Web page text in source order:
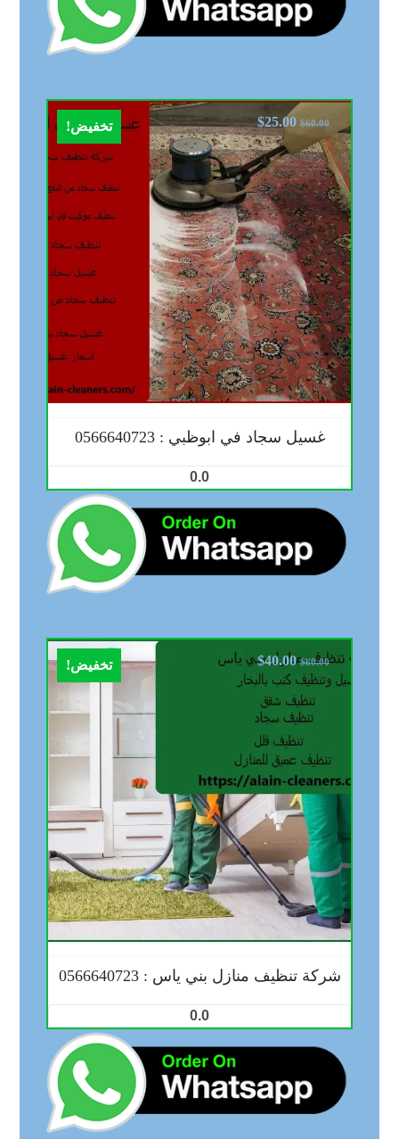
تخفيض!
غسيل سجاد في ابوظبي : 0566640723
0.0
$60.00
$25.00
تخفيض!
شركة تنظيف منازل بني ياس : 0566640723
0.0
$80.00
$40.00